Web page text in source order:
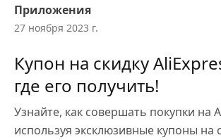
Приложения
27 ноября 2023 г.
Купон на скидку
где его получить!
Узнайте, как совершать покупки на
используя эксклюзивные купоны на